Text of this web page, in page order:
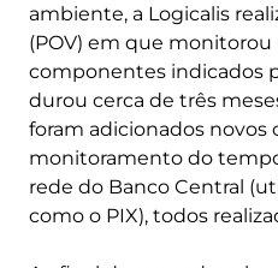
ambiente, a Logicalis
(POV) em que monitorou
componentes indicados
durou cerca de três
foram adicionados novos
monitoramento do
rede do Banco Central
como o PIX), todos